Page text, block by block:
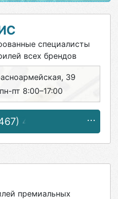
специалисты
всех брендов
39
пн-пт 8:00–17:00
4-87-31
премиальных